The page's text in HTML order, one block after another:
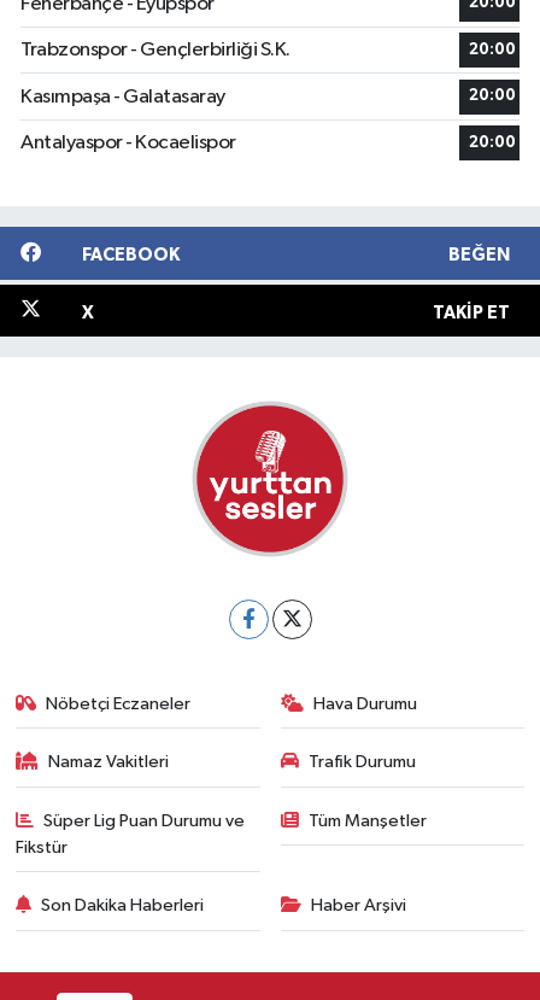
Trabzonspor - Gençlerbirliği S.K. 20:00
Kasımpaşa - Galatasaray 20:00
Antalyaspor - Kocaelispor 20:00
FACEBOOK BEĞEN
X TAKIP ET
Nöbetçi Eczaneler Hava Durumu
Namaz Vakitleri Trafik Durumu
Süper Lig Puan Durumu ve
Fikstür
Tüm Manşetler
Son Dakika Haberleri Haber Arşivi